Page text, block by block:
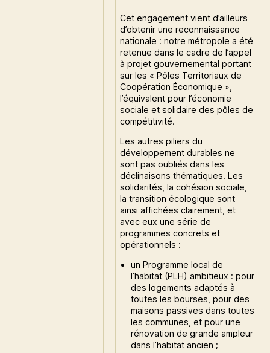
Cet engagement vient d’ailleurs
d’obtenir une reconnaissance
nationale : notre métropole a été
retenue dans le cadre de l’appel
à projet gouvernemental portant
sur les « Pôles Territoriaux de
Coopération Économique »,
l’équivalent pour l’économie
sociale et solidaire des pôles de
compétitivité.
Les autres piliers du
développement durables ne
sont pas oubliés dans les
déclinaisons thématiques. Les
solidarités, la cohésion sociale,
la transition écologique sont
ainsi affichées clairement, et
avec eux une série de
programmes concrets et
opérationnels :
un Programme local de
l’habitat (PLH) ambitieux : pour
des logements adaptés à
toutes les bourses, pour des
maisons passives dans toutes
les communes, et pour une
rénovation de grande ampleur
dans l’habitat ancien ;